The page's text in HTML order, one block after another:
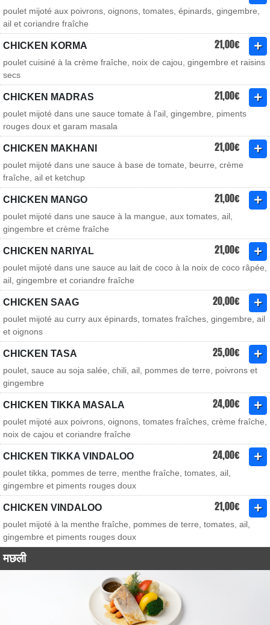
poulet mijoté aux poivrons, oignons, tomates, épinards, gingembre,
ail et coriandre fraîche
CHICKEN KORMA 21,00€
poulet cuisiné à la crème fraîche, noix de cajou, gingembre et raisins
secs
CHICKEN MADRAS 21,00€
poulet mijoté dans une sauce tomate à l'ail, gingembre, piments
rouges doux et garam masala
CHICKEN MAKHANI 21,00€
poulet mijoté dans une sauce à base de tomate, beurre, crème
fraîche, ail et ketchup
CHICKEN MANGO 21,00€
poulet mijoté dans une sauce à la mangue, aux tomates, ail,
gingembre et crème fraîche
CHICKEN NARIYAL 21,00€
poulet mijoté dans une sauce au lait de coco à la noix de coco râpée,
ail, gingembre et coriandre fraîche
CHICKEN SAAG 20,00€
poulet mijoté au curry aux épinards, tomates fraîches, gingembre, ail
et oignons
CHICKEN TASA 25,00€
poulet, sauce au soja salée, chili, ail, pommes de terre, poivrons et
gingembre
CHICKEN TIKKA MASALA 24,00€
poulet mijoté aux poivrons, oignons, tomates fraîches, crème fraîche,
noix de cajou et coriandre fraîche
CHICKEN TIKKA VINDALOO 24,00€
poulet tikka, pommes de terre, menthe fraîche, tomates, ail,
gingembre et piments rouges doux
CHICKEN VINDALOO 21,00€
poulet mijoté à la menthe fraîche, pommes de terre, tomates, ail,
gingembre et piments rouges doux
मछली